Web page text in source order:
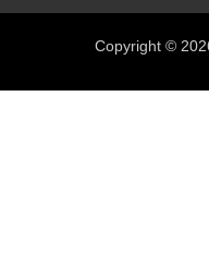
Copyright ©